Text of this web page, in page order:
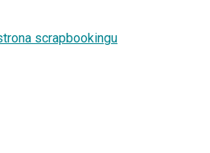
scrapbookingu